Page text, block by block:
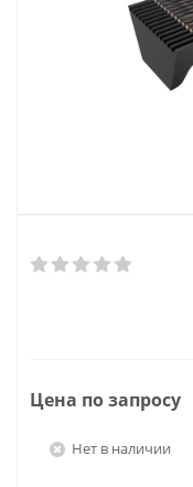
Цена по запросу
Нет в наличии